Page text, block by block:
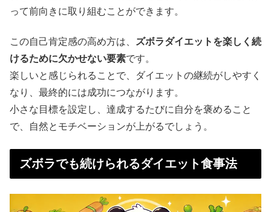
って前向きに取り組むことができます。
この自己肯定感の高め方は、
ズボラダイエットを楽しく続
けるために欠かせない要素です。
楽しいと感じられることで、ダイエットの継続がしやすく
なり、最終的には成功につながります。
小さな目標を設定し、達成するたびに自分を褒めること
で、自然とモチベーションが上がるでしょう。
ズボラでも続けられるダイエット食事法